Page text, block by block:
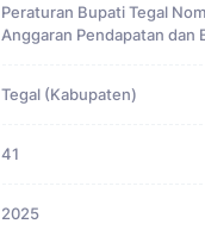
Peraturan Bupati Tegal
Anggaran Pendapatan dan
Tegal (Kabupaten)
41
2025